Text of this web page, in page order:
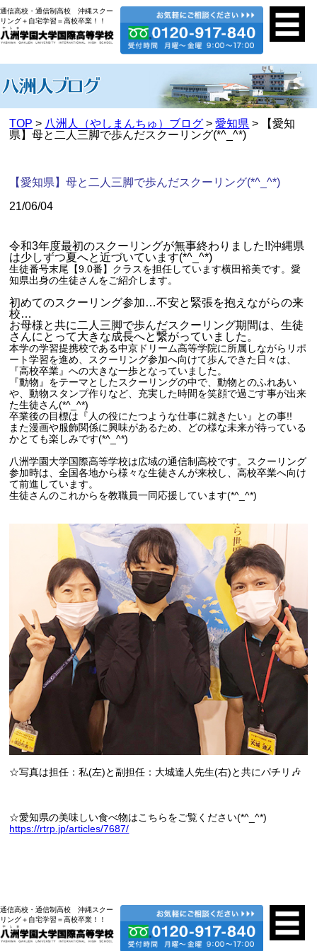
通信高校・通信制高校 沖縄スクー
リング＋自宅学習＝高校卒業！！
TOP > 八洲人（やしまんちゅ）ブログ >愛知県 > 【愛知
県】母と二人三脚で歩んだスクーリング(*^_^*)
【愛知県】母と二人三脚で歩んだスクーリング(*^_^*)
21/06/04
令和3年度最初のスクーリングが無事終わりました!!沖縄県
は少しずつ夏へと近づいています(*^_^*)
生徒番号末尾【9.0番】クラスを担任しています横田裕美です。愛
知県出身の生徒さんをご紹介します。
初めてのスクーリング参加…不安と緊張を抱えながらの来
校…
お母様と共に二人三脚で歩んだスクーリング期間は、生徒
さんにとって大きな成長へと繋がっていました。
本学の学習提携校である中京ドリーム高等学院に所属しながらリポ
ート学習を進め、スクーリング参加へ向けて歩んできた日々は、
『高校卒業』への大きな一歩となっていました。
『動物』をテーマとしたスクーリングの中で、動物とのふれあい
や、動物スタンプ作りなど、充実した時間を笑顔で過ごす事が出来
た生徒さん(*^_^*)
卒業後の目標は『人の役にたつような仕事に就きたい』との事!!
また漫画や服飾関係に興味があるため、どの様な未来が待っている
かとても楽しみです(*^_^*)
八洲学園大学国際高等学校は広域の通信制高校です。スクーリング
参加時は、全国各地から様々な生徒さんが来校し、高校卒業へ向け
て前進しています。
生徒さんのこれからを教職員一同応援しています(*^_^*)
☆写真は担任：私(左)と副担任：大城達人先生(右)と共にパチリ🎶
☆愛知県の美味しい食べ物はこちらをご覧ください(*^_^*)
https://rtrp.jp/articles/7687/
通信高校・通信制高校 沖縄スクー
リング＋自宅学習＝高校卒業！！